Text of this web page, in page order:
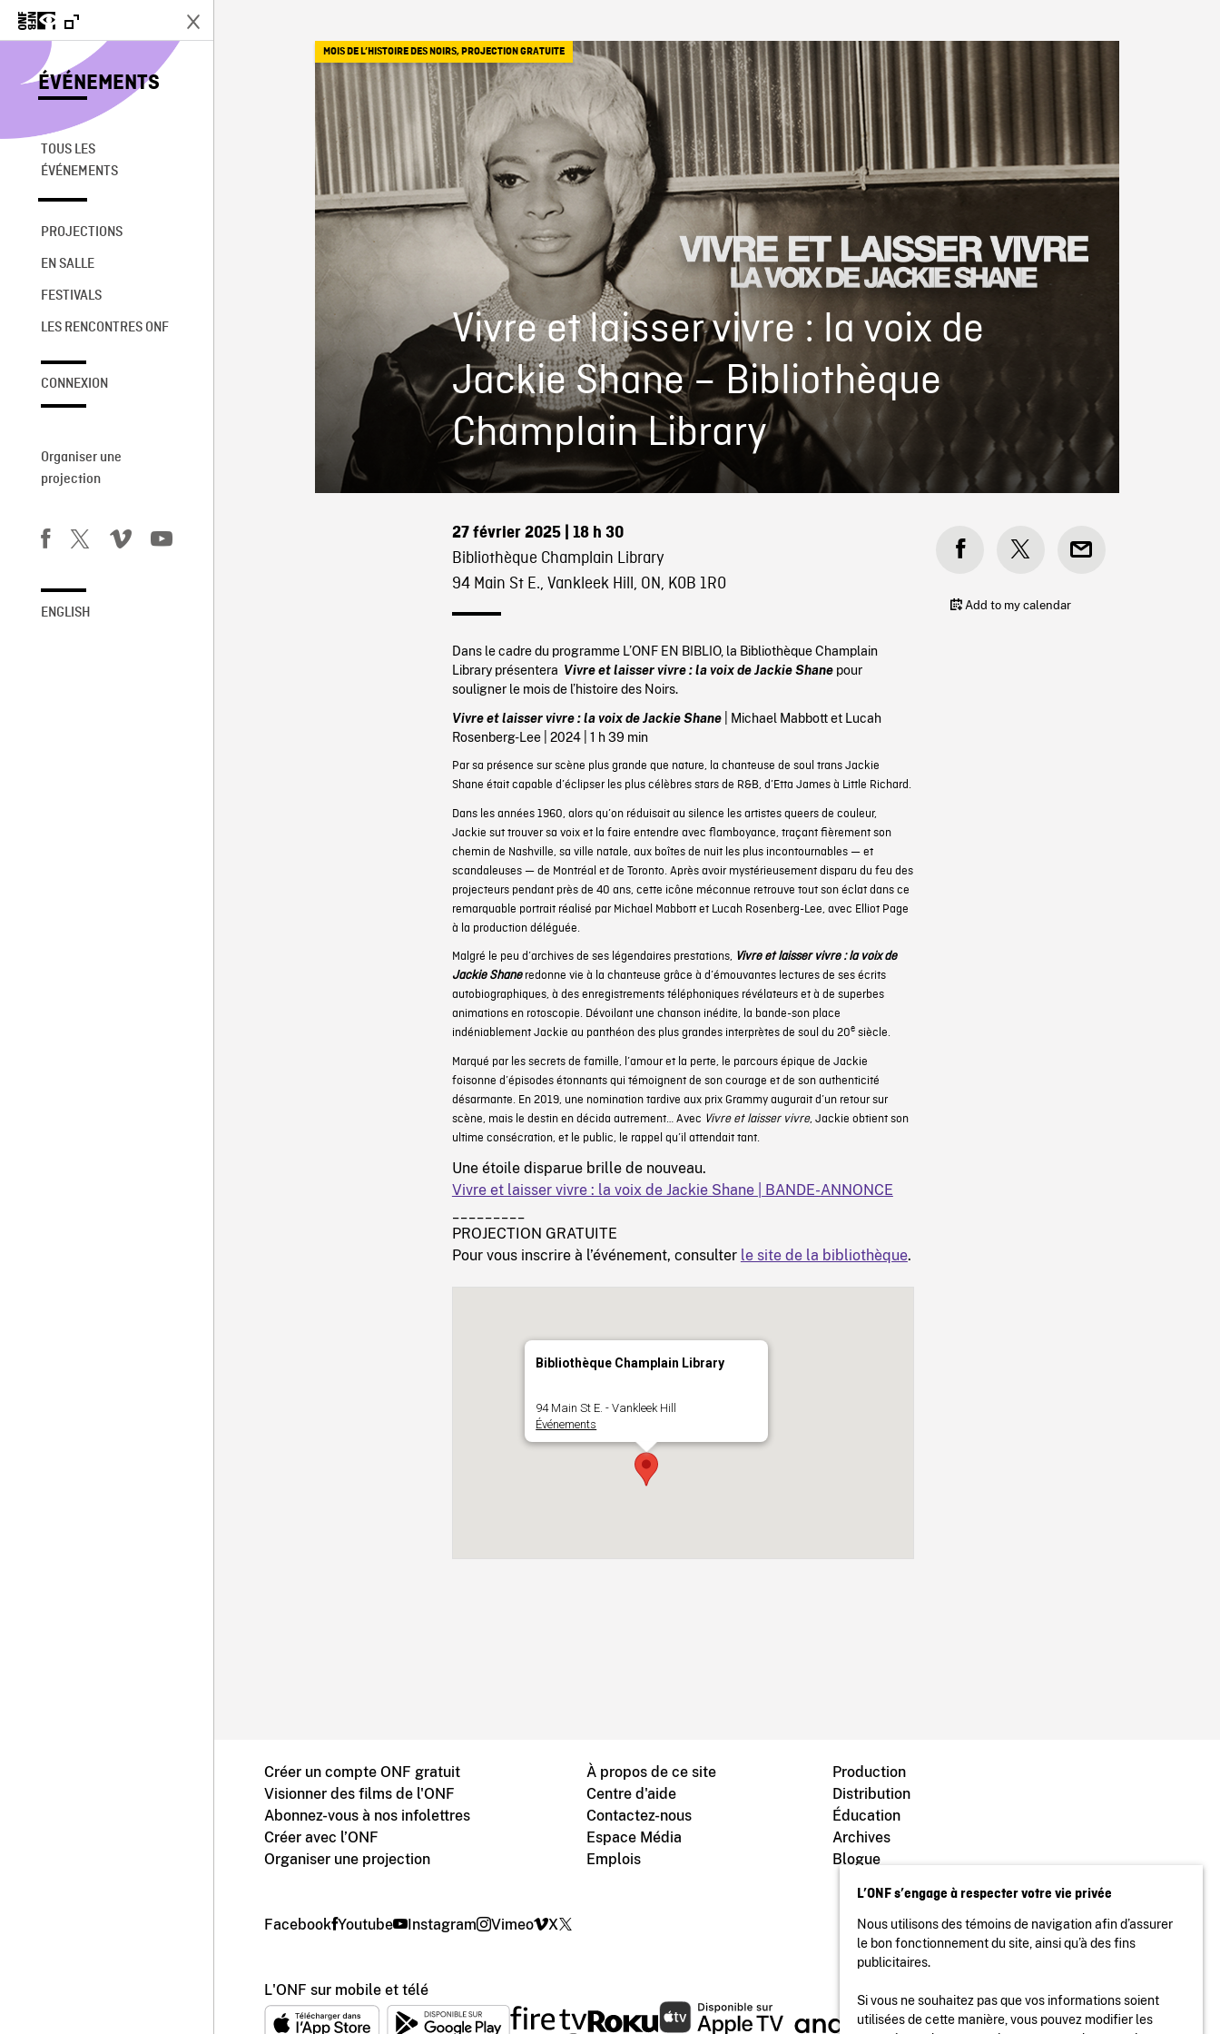
ÉVÉNEMENTS
TOUS LES
ÉVÉNEMENTS
PROJECTIONS
EN SALLE
FESTIVALS
LES RENCONTRES ONF
CONNEXION
Organiser une
projection
ENGLISH
Vivre et laisser vivre : la voix de
Jackie Shane – Bibliothèque
Champlain Library
MOIS DE L’HISTOIRE DES NOIRS, PROJECTION GRATUITE
27 février 2025| 18 h 30
Bibliothèque Champlain Library
94 Main St E., Vankleek Hill, ON, K0B 1R0
Dans le cadre du programme L’ONF EN BIBLIO, la Bibliothèque Champlain
Library présentera Vivre et laisser vivre : la voix de Jackie Shane pour
souligner le mois de l’histoire des Noirs.
Vivre et laisser vivre : la voix de Jackie Shane
Michael Mabbottet Lucah
Rosenberg-Lee | 2024| 1 h 39 min
Par sa présence sur scène plus grande que nature, la chanteuse de soul trans Jackie
Shane était capable d’éclipser les plus célèbres stars de R&B, d’Etta James à Little Richard.
Dans les années 1960, alors qu’on réduisait au silence les artistes queers de couleur,
Jackie sut trouver sa voix et la faire entendre avec flamboyance, traçant fièrement son
chemin de Nashville, sa ville natale, aux boîtes de nuit les plus incontournables — et
scandaleuses — de Montréal et de Toronto. Après avoir mystérieusement disparu du feu des
projecteurs pendant près de 40 ans, cette icône méconnue retrouve tout son éclat dans ce
remarquable portrait réalisé par Michael Mabbott et Lucah Rosenberg-Lee, avec Elliot Page
à la production déléguée.
Malgré le peu d’archives de ses légendaires prestations, Vivre et laisser vivre : la voix de
Jackie Shaneredonne vie à la chanteuse grâce à d’émouvantes lectures de ses écrits
autobiographiques, à des enregistrements téléphoniques révélateurs et à de superbes
animations en rotoscopie. Dévoilant une chanson inédite, la bande-son place
indéniablement Jackie au panthéon des plus grandes interprètes de soul du 20esiècle.
Marqué par les secrets de famille, l’amour et la perte, le parcours épique de Jackie
foisonne d’épisodes étonnants qui témoignent de son courage et de son authenticité
désarmante. En 2019, une nomination tardive aux prix Grammy augurait d’un retour sur
scène, mais le destin en décida autrement… Avec Vivre et laisser vivre, Jackie obtient son
ultime consécration, et le public, le rappel qu’il attendait tant.
Une étoile disparue brille de nouveau.
Vivre et laisser vivre : la voix de Jackie Shane | BANDE-ANNONCE
PROJECTION GRATUITE
Pour vous inscrire à l’événement, consulter le site de la bibliothèque.
Bibliothèque Champlain Library
94 Main St E. - Vankleek Hill
Événements
Add to my calendar
Créer un compte ONF gratuit
Visionner des films de l'ONF
Abonnez-vous à nos infolettres
Créer avec l’ONF
Organiser une projection
À propos de ce site
Centre d'aide
Contactez-nous
Espace Média
Emplois
Production
Distribution
Éducation
Archives
Blogue
Facebook Youtube Instagram Vimeo X
L'ONF sur mobile et télé
L’ONF s’engage à respecter votre vie privée
Nous utilisons des témoins de navigation afin d’assurer
le bon fonctionnement du site, ainsi qu’à des fins
publicitaires.
Si vous ne souhaitez pas que vos informations soient
utilisées de cette manière, vous pouvez modifier les